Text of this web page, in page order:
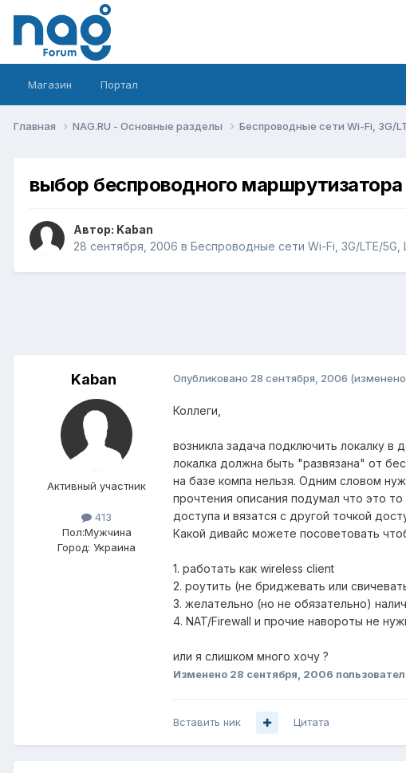
Магазин Портал
Главная NAG.RU - Основные разделы Беспроводные сети Wi-Fi, 3G/
выбор беспроводного маршрутизатора
Автор: Kaban
28 сентября, 2006 в Беспроводные сети Wi-Fi, 3G/LTE/5G,
Kaban
Активный участник
413
Пол:Мужчина
Город: Украина
Опубликовано 28 сентября, 2006
Коллеги,
возникла задача подключить локалку в
локалка должна быть "развязана" от
на базе компа нельзя. Одним словом
прочтения описания подумал что это
доступа и вязатся с другой точкой
Какой дивайс можете посоветовать
1. работать как wireless client
2. роутить (не бриджевать или
3. желательно (но не обязательно)
4. NAT/Firewall и прочие навороты не
или я слишком много хочу ?
Изменено 28 сентября, 2006
Вставить ник Цитата